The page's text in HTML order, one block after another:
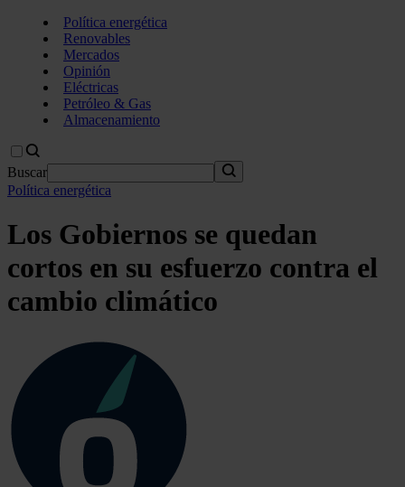
Política energética
Renovables
Mercados
Opinión
Eléctricas
Petróleo & Gas
Almacenamiento
Buscar
Política energética
Los Gobiernos se quedan
cortos en su esfuerzo contra el
cambio climático